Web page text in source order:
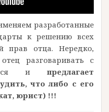
разработанные
к решению всех
прав отца. Нередко,
разговаривать с
и предлагает
что либо с его
юрист) !!!